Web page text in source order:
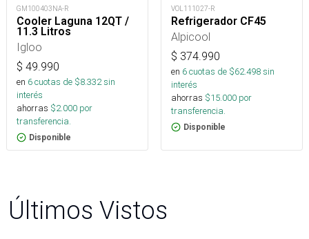
GM100403NA-R
Cooler Laguna 12QT /
11.3 Litros
Igloo
$ 49.990
en 6cuotas de $8.332sin
interés
ahorras $2.000 por
transferencia.
Disponible
VOL111027-R
Refrigerador CF45
Alpicool
$ 374.990
en 6cuotas de $62.498sin
interés
ahorras $15.000 por
transferencia.
Disponible
Últimos Vistos